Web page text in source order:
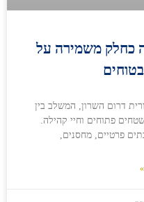
כחלק משמירה על
דרום השרון, המשלב בין
פתוחים וחיי קהילה.
פרטיים, מחסנים,